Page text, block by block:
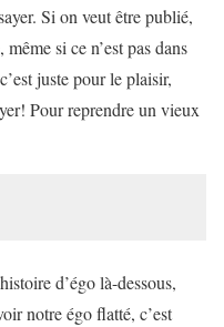
Si on veut être publié,
si ce n’est pas dans
juste pour le plaisir,
Pour reprendre un vieux
d’égo là-dessous,
notre égo flatté, c’est